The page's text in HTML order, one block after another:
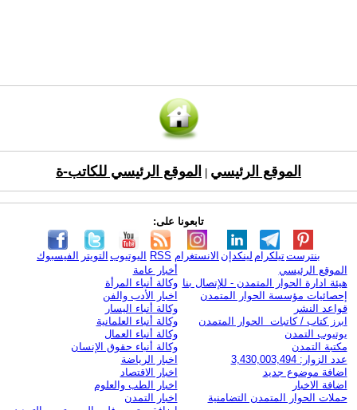
الموقع الرئيسي الموقع الرئيسي للكاتب-ة
تابعونا على:
الفيسبوك التويتر اليوتيوب RSS الانستغرام لينكدإن تيلكرامبنترست
الموقع الرئيسي
هيئة ادارة الحوار المتمدن - للإتصال بنا
إحصائيات مؤسسة الحوار المتمدن
قواعد النشر
ابرز كتاب / كاتبات الحوار المتمدن
يوتيوب التمدن
مكتبة التمدن
عدد الزوار: 3,430,003,494
اضافة موضوع جديد
اضافة الاخبار
حملات الحوار المتمدن التضامنية
أخبار عامة
وكالة أنباء المرأة
اخبار الأدب والفن
وكالة أنباء اليسار
وكالة أنباء العلمانية
وكالة أنباء العمال
وكالة أنباء حقوق الإنسان
اخبار الرياضة
اخبار الاقتصاد
اخبار الطب والعلوم
اخبار التمدن